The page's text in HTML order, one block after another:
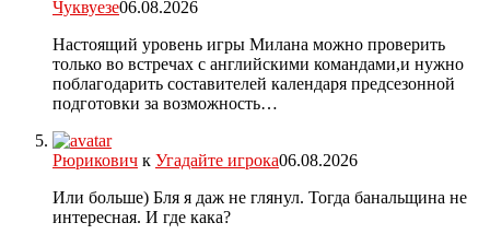
Чуквуезе06.08.2026
Настоящий уровень игры Милана можно проверить
только во встречах с английскими командами,и нужно
поблагодарить составителей календаря предсезонной
подготовки за возможность…
Рюрикович к Угадайте игрока06.08.2026
Или больше) Бля я даж не глянул. Тогда банальщина не
интересная. И где кака?